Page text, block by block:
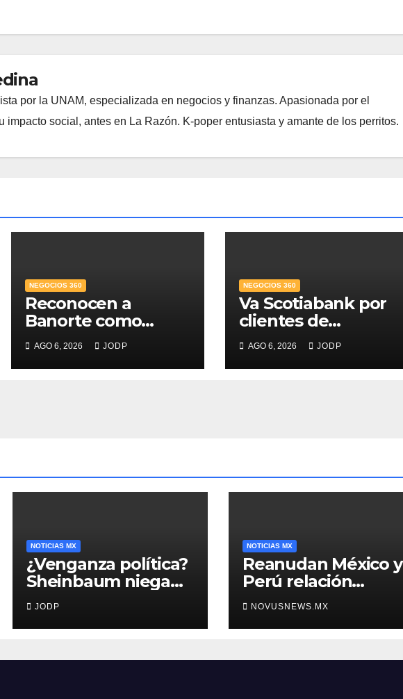
por la UNAM, especializada en negocios y finanzas. Apasionada por el
impacto social, antes en La Razón. K-poper entusiasta y amante de los perritos.
NEGOCIOS 360
Reconocen a
Banorte como
Mejor Banco para
PyMEs; supera 14%
del mercado
AGO 6, 2026 JODP
NEGOCIOS 360
Va Scotiabank por
clientes de
patrimonio
emergente
AGO 6, 2026 JODP
NOTICIAS MX
¿Venganza política?
Sheinbaum niega
mano negra en
captura de Ángel
Aguirre
JODP
NOTICIAS MX
Reanudan México y
Perú relación
diplomática
NOVUSNEWS.MX